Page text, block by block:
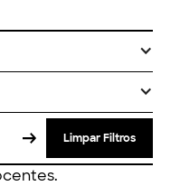
Limpar Filtros